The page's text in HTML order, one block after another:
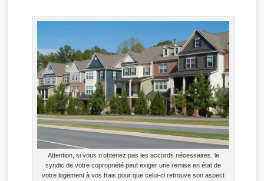
Attention, si vous n’obtenez pas les accords nécessaires, le
syndic de votre copropriété peut exiger une remise en état de
votre logement à vos frais pour que celui-ci retrouve son aspect